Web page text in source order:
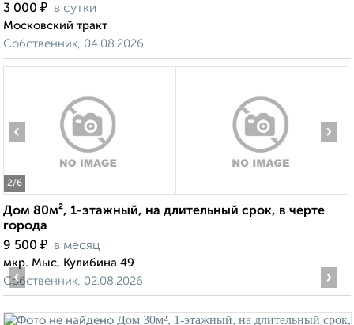
3 000 ₽ в сутки
Московский тракт
Собственник, 04.08.2026
2/6
‹ ›
Дом 80м², 1-этажный, на длительный срок, в черте
города
9 500 ₽ в месяц
мкр. Мыс, Кулибина 49
Собственник, 02.08.2026
‹ ›